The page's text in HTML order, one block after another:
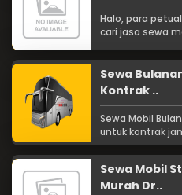
Halo, para
cari jasa sewa
Sewa
Kontrak ..
Sewa Mobil
untuk kontrak
Sewa Mobil
Murah Dr..